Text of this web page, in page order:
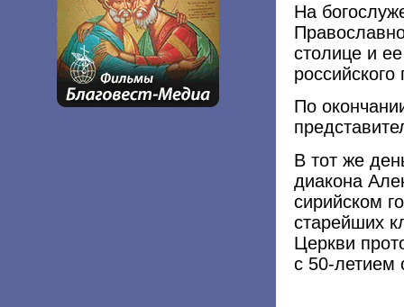
На
столице и
российского
По
В тот же
диакона
сирийском
старейших
Церкви
с 50-летием